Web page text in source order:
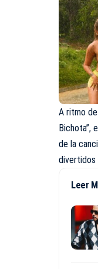
A ritmo
Bichota”,
de la
divertidos
Leer